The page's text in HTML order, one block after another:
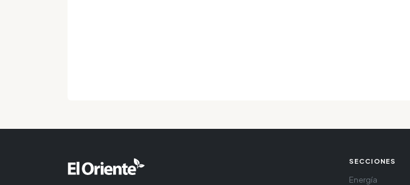
SECCIONES
Energía